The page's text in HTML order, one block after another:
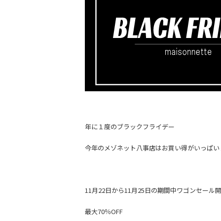
年に１度のブラックフライデー
今年のメゾネット八事店はお買い得がいっぱ
11月22日から11月25日の期間中ワゴンセール
最大70％OFF